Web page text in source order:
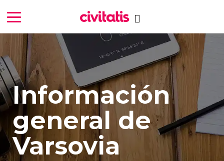
Información
general de
Varsovia